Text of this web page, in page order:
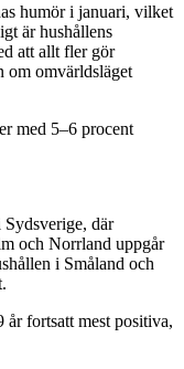
humör i januari, vilket
är hushållens
att allt fler gör
om omvärldsläget
med 5–6 procent
där
och Norrland uppgår
i Småland och
år fortsatt mest positiva,